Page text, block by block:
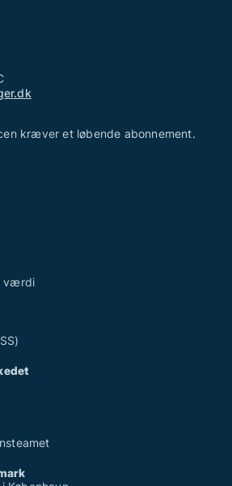
kræver et løbende abonnement.
værdi